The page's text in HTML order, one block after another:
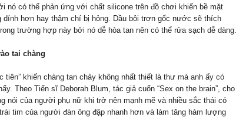
nó có thể phản ứng với chất silicone trên đồ chơi khiến bề mặt
dính hơn hay thậm chí bị hỏng. Dầu bôi trơn gốc nước sẽ thích
trường hợp này bởi nó dễ hòa tan nên có thể rửa sạch dễ dàng.
tai chàng
tiên” khiến chàng tan chảy không nhất thiết là thư mà anh ấy có
Theo Tiến sĩ Deborah Blum, tác giả cuốn “Sex on the brain”, cho
nói của người phụ nữ khi trở nên mạnh mẽ và nhiều sắc thái có
tim của người đàn ông đập nhanh hơn và làm tăng hàm lượng